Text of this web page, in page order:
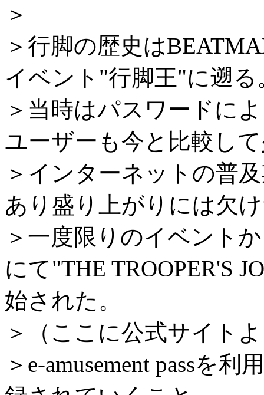
＞
＞行脚の歴史は
イベント"行脚王"に遡る
＞当時はパスワードに
ユーザーも今と比較し
＞インターネットの普
あり盛り上がりには欠
＞一度限りのイベント
にて"THE TROOPER'S
始された。
＞（ここに公式サイト
＞e-amusement passを